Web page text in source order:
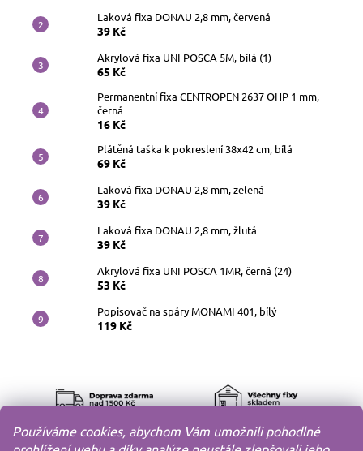
Používáme cookies, abychom Vám umožnili pohodlné
Laková fixa DONAU 2,8 mm, červená
39 Kč
Akrylová fixa UNI POSCA 5M, bílá (1)
65 Kč
Permanentní fixa CENTROPEN 2637 OHP 1 mm,
černá
16 Kč
Plátěná taška k pokreslení 38x42 cm, bílá
69 Kč
Laková fixa DONAU 2,8 mm, zelená
39 Kč
Laková fixa DONAU 2,8 mm, žlutá
39 Kč
Akrylová fixa UNI POSCA 1MR, černá (24)
53 Kč
Popisovač na spáry MONAMI 401, bílý
119 Kč